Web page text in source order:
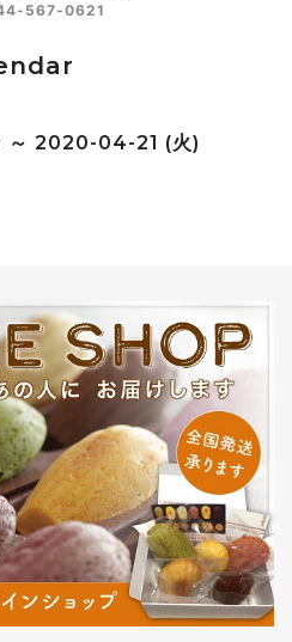
2020-04-21 (火)